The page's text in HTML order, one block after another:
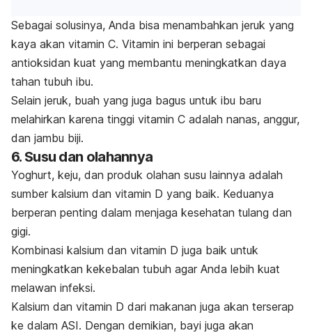
Sebagai solusinya, Anda bisa menambahkan jeruk yang
kaya akan vitamin C. Vitamin ini berperan sebagai
antioksidan kuat yang membantu meningkatkan daya
tahan tubuh ibu.
Selain jeruk, buah yang juga bagus untuk ibu baru
melahirkan karena tinggi vitamin C adalah nanas, anggur,
dan jambu biji.
6. Susu dan olahannya
Yoghurt, keju, dan produk olahan susu lainnya adalah
sumber kalsium dan vitamin D yang baik. Keduanya
berperan penting dalam menjaga kesehatan tulang dan
gigi.
Kombinasi kalsium dan vitamin D juga baik untuk
meningkatkan kekebalan tubuh agar Anda lebih kuat
melawan infeksi.
Kalsium dan vitamin D dari makanan juga akan terserap
ke dalam ASI. Dengan demikian, bayi juga akan